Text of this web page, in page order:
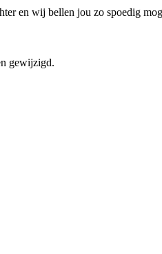
en wij bellen jou zo spoedig
gewijzigd.